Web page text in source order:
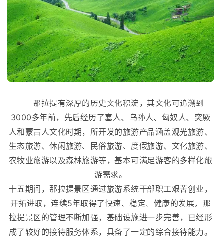
那拉提有深厚的历史文化积淀，其文化可追溯到
3000多年前，先后经历了塞人、乌孙人、匈奴人、突厥
人和蒙古人文化时期，所开发的旅游产品涵盖观光旅游、
生态旅游、休闲旅游、民俗旅游、度假旅游、文化旅游、
农牧业旅游以及森林旅游等，基本可满足游客的多样化旅
游需求。
十五期间，那拉提景区通过旅游系统干部职工艰苦创业，
开拓进取，连续5年取得了快速、稳定、健康的发展，那
拉提景区的管理不断加强，基础设施进一步完善，已经形
成了较好的接待服务体系，具备了一定的综合接待能力。